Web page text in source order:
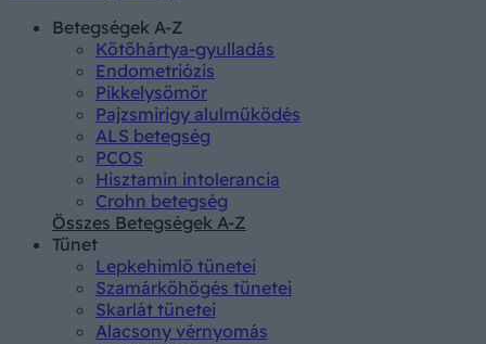
Betegségek A-Z
Kötőhártya-gyulladás
Endometriózis
Pikkelysömör
Pajzsmirigy alulműködés
ALS betegség
PCOS
Hisztamin intolerancia
Crohn betegség
Összes Betegségek A-Z
Tünet
Lepkehimlő tünetei
Szamárköhögés tünetei
Skarlát tünetei
Alacsony vérnyomás